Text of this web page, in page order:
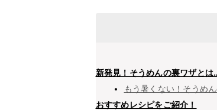
新発見！そうめんの裏ワザとは
もう暑くない！そうめ
おすすめレシピをご紹介！